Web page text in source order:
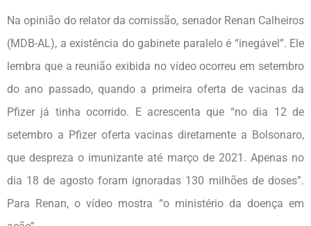
Na opinião do relator da comissão, senador Renan Calheiros
(MDB-AL), a existência do gabinete paralelo é “inegável”. Ele
lembra que a reunião exibida no vídeo ocorreu em setembro
do ano passado, quando a primeira oferta de vacinas da
Pfizer já tinha ocorrido. E acrescenta que “no dia 12 de
setembro a Pfizer oferta vacinas diretamente a Bolsonaro,
que despreza o imunizante até março de 2021. Apenas no
dia 18 de agosto foram ignoradas 130 milhões de doses”.
Para Renan, o vídeo mostra “o ministério da doença em